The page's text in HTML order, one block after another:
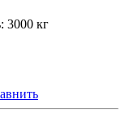
3000 кг